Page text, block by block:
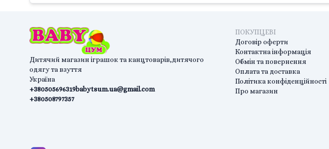
Дитячий магазин іграшок та канцтоварів,дитячого
одягу та взуття
Україна
+380505696319
+380508797357
babytsum.ua@gmail.com
ПОКУПЦЕВІ
Договір оферти
Контактна інформація
Обмін та повернення
Оплата та доставка
Політика конфіденційності
Про магазин